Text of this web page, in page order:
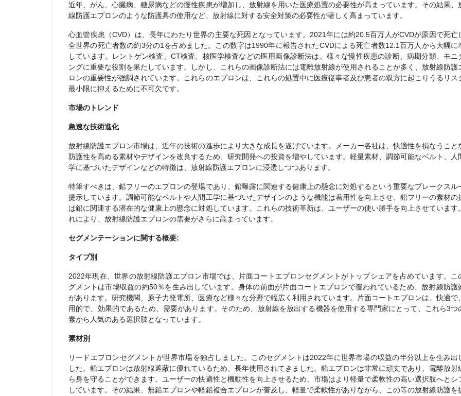
近年、がん、心臓病、糖尿病などの慢性疾患が増加し、放射線を用いた医療処置の必要性が高まっています。その結果、
線防護エプロンのような防護具の使用など、放射線に対する安全対策の必要性が著しく高まっています。
心血管疾患（CVD）は、長年にわたり世界の主要な死因となっています。2021年には約20.5百万人がCVDが原因で死亡
全世界の死亡者数の約3分の1を占めました。この数字は1990年に報告されたCVDによる死亡者数12.1百万人から大幅に
しています。レントゲン検査、CT検査、核医学検査などの医用画像診断法は、様々な慢性疾患の診断、病期分類、モニ
ングに重要な役割を果たしています。しかし、これらの画像診断法には電離放射線が使用されることが多く、放射線防護
ロンの重要性が強調されています。これらのエプロンは、これらの処置中に医療従事者及び患者の双方に起こりうるリス
最小限に抑えるために不可欠です。
市場のトレンド
急速な技術進化
放射線防護エプロン市場は、近年の技術の進歩により大きな成長を遂げています。メーカー各社は、快適性を損なうこと
防護性を高める素材やデザインを改良するため、研究開発への投資を増やしています。軽量素材、調節可能なベルト、人
学に基づいたデザインなどの特徴は、放射線防護エプロンに浸透しつつあります。
特筆すべきは、鉛フリーのエプロンの登場であり、鉛曝露に関連する健康上の懸念に対処するという重要なブレークスル
提示しています。調節可能なベルトや人間工学に基づいたデザインのような機能は着用性を向上させ、鉛フリーの素材の
は鉛に関連する潜在的な健康上の懸念に対処しています。これらの技術革新は、ユーザーの使い勝手を向上させています
れにより、放射線防護エプロンの需要がさらに高まっています。
セグメンテーションに関する概要:
タイプ別
2022年現在、世界の放射線防護エプロン市場では、片面コートエプロンセグメントがトップシェアを占めています。こ
グメントは市場収益の約50％を生み出しています。身体の前面が片面コートエプロンで覆われているため、放射線防護
があります。研究機関、原子力発電所、医療など様々な分野で幅広く利用されています。片面コートエプロンは、快適で
用的で、効果的であるため、需要があります。そのため、放射線を放出する機器を使用する専門家にとって、これら3つ
素から人気のある選択肢となっています。
素材別
リードエプロンセグメントが世界市場を独占しました。このセグメントは2022年に世界市場の収益の半分以上を生み出
した。鉛エプロンは放射線遮蔽に優れているため、長年使用されてきました。鉛エプロンは非常に頑丈であり、電離放射
ら身を守ることができます。ユーザーの快適性と機動性を向上させるため、市場はより軽量で柔軟性の高い選択肢へとシ
しています。その結果、無鉛エプロンや軽鉛複合エプロンが普及し、軽量で柔軟性がありながら、この等の放射線防護を